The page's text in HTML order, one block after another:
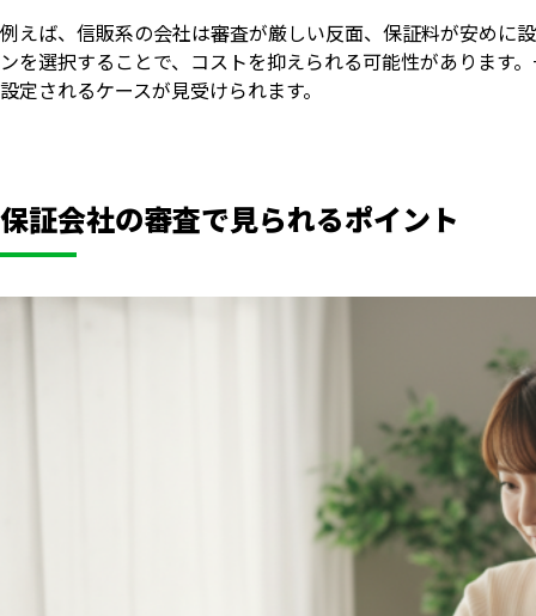
例えば、信販系の会社は審査が厳しい反面、保証料が安めに
ンを選択することで、コストを抑えられる可能性があります
設定されるケースが見受けられます。
保証会社の審査で見られるポイント